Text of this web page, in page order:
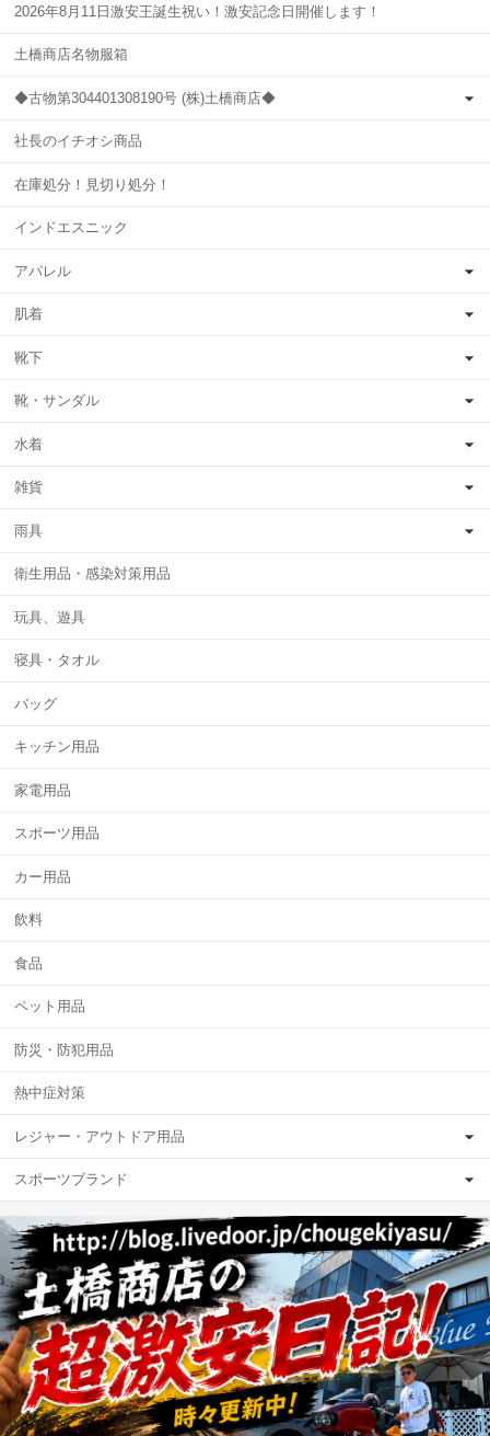
2026年8月11日激安王誕生祝い！激安記念日開催します！
土橋商店名物服箱
◆古物第304401308190号 (株)土橋商店◆
社長のイチオシ商品
在庫処分！見切り処分！
インドエスニック
アパレル
肌着
靴下
靴・サンダル
水着
雑貨
雨具
衛生用品・感染対策用品
玩具、遊具
寝具・タオル
バッグ
キッチン用品
家電用品
スポーツ用品
カー用品
飲料
食品
ペット用品
防災・防犯用品
熱中症対策
レジャー・アウトドア用品
スポーツブランド